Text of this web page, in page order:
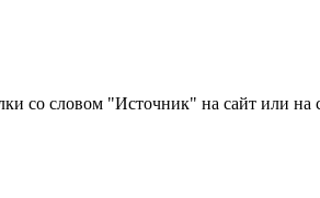
со словом "Источник" на сайт или на